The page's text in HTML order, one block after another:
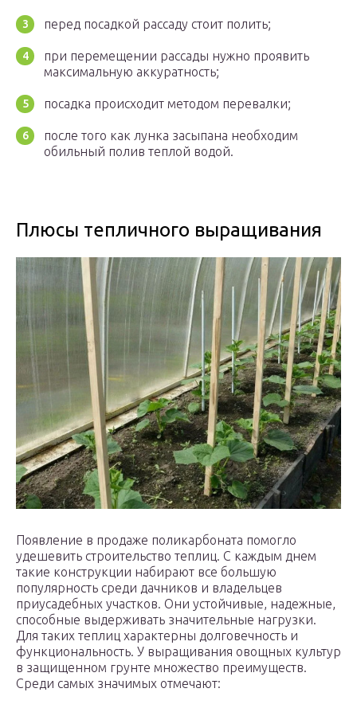
перед посадкой рассаду стоит полить;
при перемещении рассады нужно проявить
максимальную аккуратность;
посадка происходит методом перевалки;
после того как лунка засыпана необходим
обильный полив теплой водой.
Плюсы тепличного выращивания
Появление в продаже поликарбоната помогло
удешевить строительство теплиц. С каждым днем
такие конструкции набирают все большую
популярность среди дачников и владельцев
приусадебных участков. Они устойчивые, надежные,
способные выдерживать значительные нагрузки.
Для таких теплиц характерны долговечность и
функциональность. У выращивания овощных культур
в защищенном грунте множество преимуществ.
Среди самых значимых отмечают: